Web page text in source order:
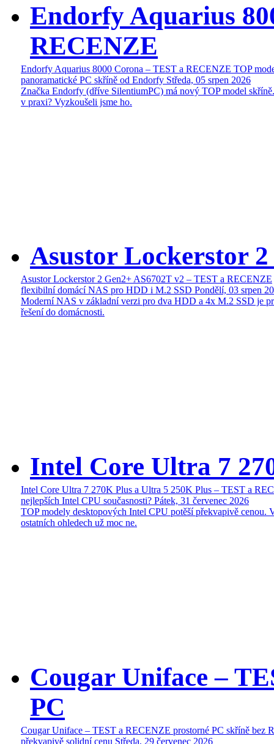
Endorfy Aquarius
RECENZE
Endorfy Aquarius 8000 Corona – TEST a RECENZE TOP
panoramatické PC skříně od Endorfy Středa, 05 srpen 2026
Značka Endorfy (dříve SilentiumPC) má nový TOP model
v praxi? Vyzkoušeli jsme ho.
Asustor Lockerstor
Asustor Lockerstor 2 Gen2+ AS6702T v2 – TEST a RECENZE
flexibilní domácí NAS pro HDD i M.2 SSD Pondělí, 03 srpen
Moderní NAS v základní verzi pro dva HDD a 4x M.2 SSD je
řešení do domácnosti.
Intel Core Ultra 7
Intel Core Ultra 7 270K Plus a Ultra 5 250K Plus – TEST a
nejlepších Intel CPU současnosti? Pátek, 31 červenec 2026
TOP modely desktopových Intel CPU potěší překvapivě cenou.
ostatních ohledech už moc ne.
Cougar Uniface –
PC
Cougar Uniface – TEST a RECENZE prostorné PC skříně bez
překvapivě solidní cenu Středa, 29 červenec 2026